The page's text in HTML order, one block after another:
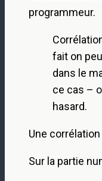
programmeur.
fait on
dans le
ce cas –
hasard.
Une
Sur la partie